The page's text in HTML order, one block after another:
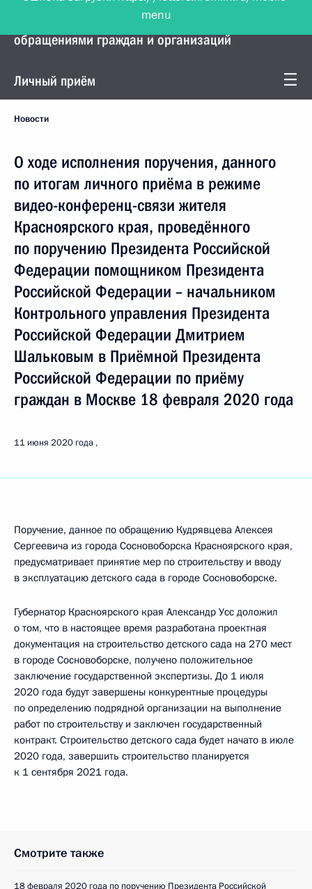
Управление Президента по работе с
обращениями граждан и организаций
Личный приём
Новости
О ходе исполнения поручения, данного
по итогам личного приёма в режиме
видео-конференц-связи жителя
Красноярского края, проведённого
по поручению Президента Российской
Федерации помощником Президента
Российской Федерации – начальником
Контрольного управления Президента
Российской Федерации Дмитрием
Шальковым в Приёмной Президента
Российской Федерации по приёму
граждан в Москве 18 февраля 2020 года
11 июня 2020 года
Поручение, данное по обращению Кудрявцева Алексея
Сергеевича из города Сосновоборска Красноярского края,
предусматривает принятие мер по строительству и вводу
в эксплуатацию детского сада в городе Сосновоборске.
Губернатор Красноярского края Александр Усс доложил
о том, что в настоящее время разработана проектная
документация на строительство детского сада на 270 мест
в городе Сосновоборске, получено положительное
заключение государственной экспертизы. До 1 июля
2020 года будут завершены конкурентные процедуры
по определению подрядной организации на выполнение
работ по строительству и заключен государственный
контракт. Строительство детского сада будет начато в июле
2020 года, завершить строительство планируется
к 1 сентября 2021 года.
Смотрите также
18 февраля 2020 года по поручению Президента Российской
menu